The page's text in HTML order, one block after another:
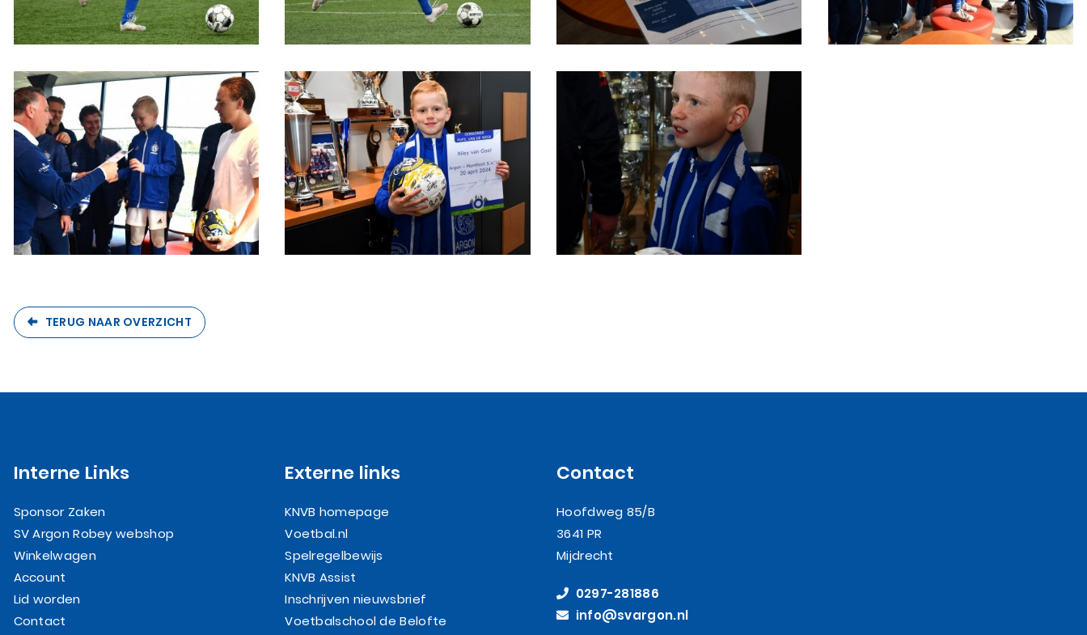
TERUG NAAR OVERZICHT
Interne Links
Sponsor Zaken
SV Argon Robey webshop
Winkelwagen
Account
Lid worden
Contact
Externe links
KNVB homepage
Voetbal.nl
Spelregelbewijs
KNVB Assist
Inschrijven nieuwsbrief
Voetbalschool de Belofte
Contact
Hoofdweg 85/B
3641 PR
Mijdrecht
0297-281886
info@svargon.nl